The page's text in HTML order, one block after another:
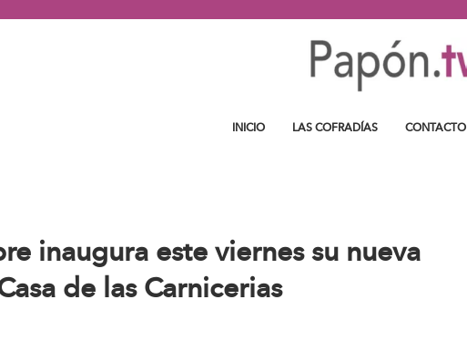
INICIO LAS COFRADÍAS CONTACTO
inaugura este viernes su nueva
de las Carnicerias